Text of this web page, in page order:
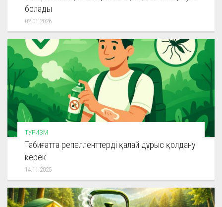
болады
02.01.2026
ТУРИЗМ
Табиғатта репелленттерді қалай дұрыс қолдану
керек
14.11.2025